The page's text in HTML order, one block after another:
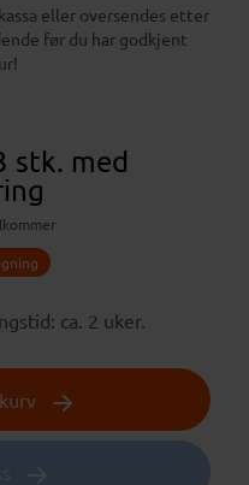
eller oversendes etter
før du har godkjent
stk. med
ca. 2 uker.